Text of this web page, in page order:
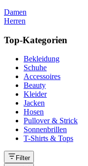
Damen
Herren
Top-Kategorien
Bekleidung
Schuhe
Accessoires
Beauty
Kleider
Jacken
Hosen
Pullover & Strick
Sonnenbrillen
T-Shirts & Tops
Filter